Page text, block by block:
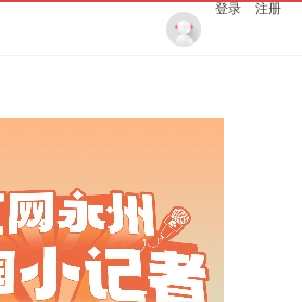
登录 注册